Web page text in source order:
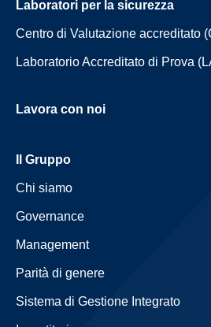
Laboratori per la sicurezza
Centro di Valutazione accreditato
Laboratorio Accreditato di Prova
Lavora con noi
Il Gruppo
Chi siamo
Governance
Management
Parità di genere
Sistema di Gestione Integrato